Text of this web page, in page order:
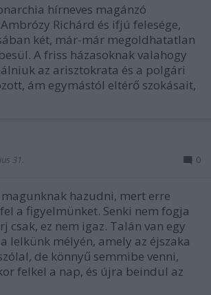
hírneves magánzó
Richárd és ifjú felesége,
két, már-már megoldhatatlan
A friss házasoknak valahogy
az arisztokrata és a polgári
ám egymástól eltérő szokásait,
31. 0
hazudni, mert erre
a figyelmünket. Senki nem fogja
csak, ez nem igaz. Talán van egy
lelkünk mélyén, amely az éjszaka
de könnyű semmibe venni,
felkel a nap, és újra beindul az